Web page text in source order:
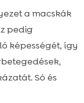
a macskák
pedig
képességét, így
Só és